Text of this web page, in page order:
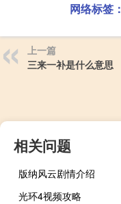
网络标签：
上一篇
三来一补是什么意思
相关问题
版纳风云剧情介绍
光环4视频攻略